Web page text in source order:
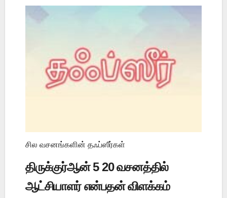
சில வசனங்களின் தஃப்ஸீர்கள்
திருக்குர்ஆன் 5 20 வசனத்தில்
ஆட்சியாளர் என்பதன் விளக்கம்